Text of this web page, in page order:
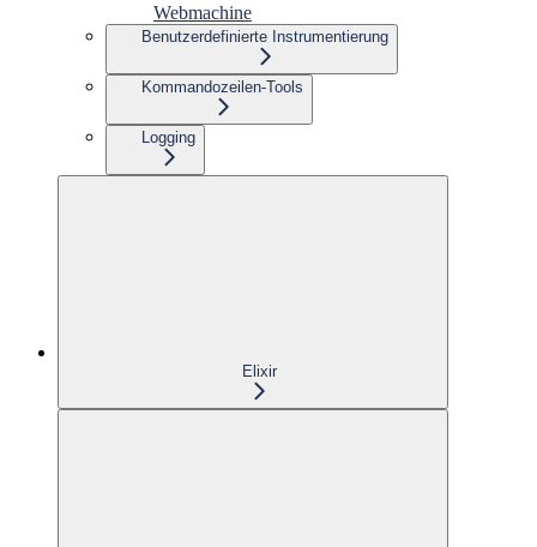
Webmachine
Benutzerdefinierte Instrumentierung
Kommandozeilen-Tools
Logging
Elixir